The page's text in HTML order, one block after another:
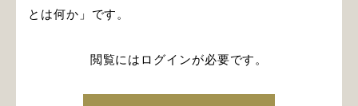
とは何か」です。
閲覧にはログインが必要です。